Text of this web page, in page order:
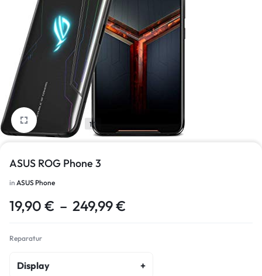
1/1
ASUS ROG Phone 3
in ASUS Phone
19,90 € – 249,99€
Reparatur
Display